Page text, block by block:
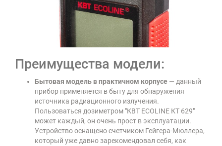
Преимущества модели:
Бытовая модель в практичном корпусе — данный
прибор применяется в быту для обнаружения
источника радиационного излучения.
Пользоваться дозиметром "КВТ ECOLINE КТ 629"
может каждый, он очень прост в эксплуатации.
Устройство оснащено счетчиком Гейгера-Мюллера,
который уже давно зарекомендовал себя, как